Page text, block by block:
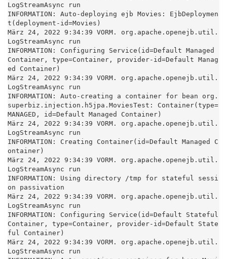
LogStreamAsync run
INFORMATION: Auto-deploying ejb Movies: EjbDeploymen
t(deployment-id=Movies)
März 24, 2022 9:34:39 VORM. org.apache.openejb.util.
LogStreamAsync run
INFORMATION: Configuring Service(id=Default Managed
Container, type=Container, provider-id=Default Manag
ed Container)
März 24, 2022 9:34:39 VORM. org.apache.openejb.util.
LogStreamAsync run
INFORMATION: Auto-creating a container for bean org.
superbiz.injection.h5jpa.MoviesTest: Container(type=
MANAGED, id=Default Managed Container)
März 24, 2022 9:34:39 VORM. org.apache.openejb.util.
LogStreamAsync run
INFORMATION: Creating Container(id=Default Managed C
ontainer)
März 24, 2022 9:34:39 VORM. org.apache.openejb.util.
LogStreamAsync run
INFORMATION: Using directory /tmp for stateful sessi
on passivation
März 24, 2022 9:34:39 VORM. org.apache.openejb.util.
LogStreamAsync run
INFORMATION: Configuring Service(id=Default Stateful
Container, type=Container, provider-id=Default State
ful Container)
März 24, 2022 9:34:39 VORM. org.apache.openejb.util.
LogStreamAsync run